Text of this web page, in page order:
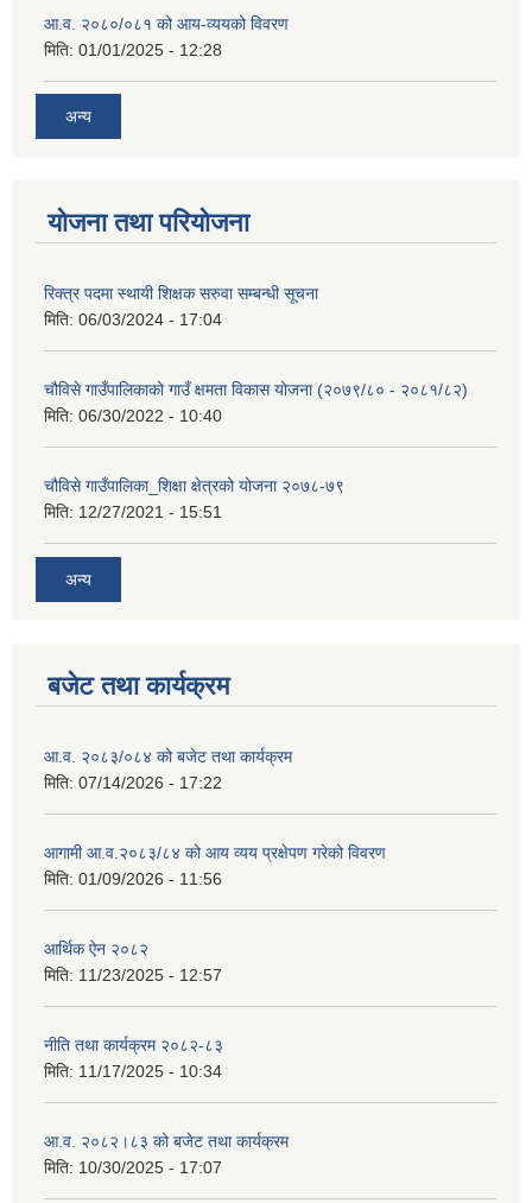
आ.व. २०८०/०८१ को आय-व्ययको विवरण
मिति: 01/01/2025 - 12:28
अन्य
योजना तथा परियोजना
रिक्त्र पदमा स्थायी शिक्षक सरुवा सम्बन्धी सूचना
मिति: 06/03/2024 - 17:04
चौविसे गाउँपालिकाको गाउँ क्षमता विकास योजना (२०७९/८० - २०८१/८२)
मिति: 06/30/2022 - 10:40
चौविसे गाउँपालिका_शिक्षा क्षेत्रको योजना २०७८-७९
मिति: 12/27/2021 - 15:51
अन्य
बजेट तथा कार्यक्रम
आ.व. २०८३/०८४ को बजेट तथा कार्यक्रम
मिति: 07/14/2026 - 17:22
आगामी आ.व.२०८३/८४ को आय व्यय प्रक्षेपण गरेको विवरण
मिति: 01/09/2026 - 11:56
आर्थिक ऐन २०८२
मिति: 11/23/2025 - 12:57
नीति तथा कार्यक्रम २०८२-८३
मिति: 11/17/2025 - 10:34
आ.व. २०८२।८३ को बजेट तथा कार्यक्रम
मिति: 10/30/2025 - 17:07